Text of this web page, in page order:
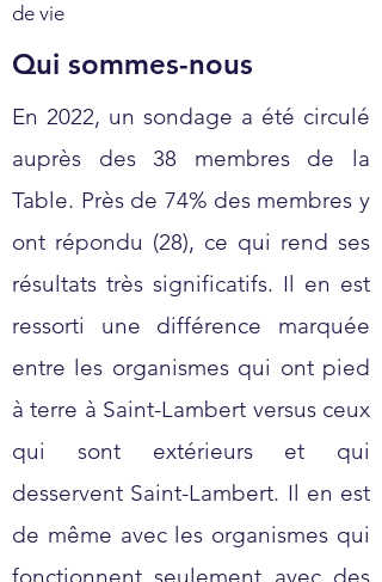
de vie
Qui sommes-nous
En 2022, un sondage a été circulé
auprès des 38 membres de la
Table. Près de 74% des membres y
ont répondu (28), ce qui rend ses
résultats très significatifs. Il en est
ressorti une différence marquée
entre les organismes qui ont pied
à terre à Saint-Lambert versus ceux
qui sont extérieurs et qui
desservent Saint-Lambert. Il en est
de même avec les organismes qui